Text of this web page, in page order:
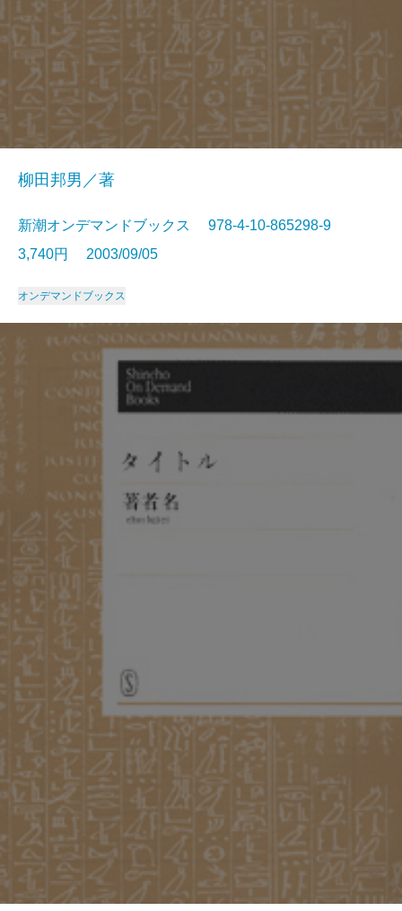
柳田邦男／著
新潮オンデマンドブックス 978-4-10-865298-9
3,740円 2003/09/05
オンデマンドブックス